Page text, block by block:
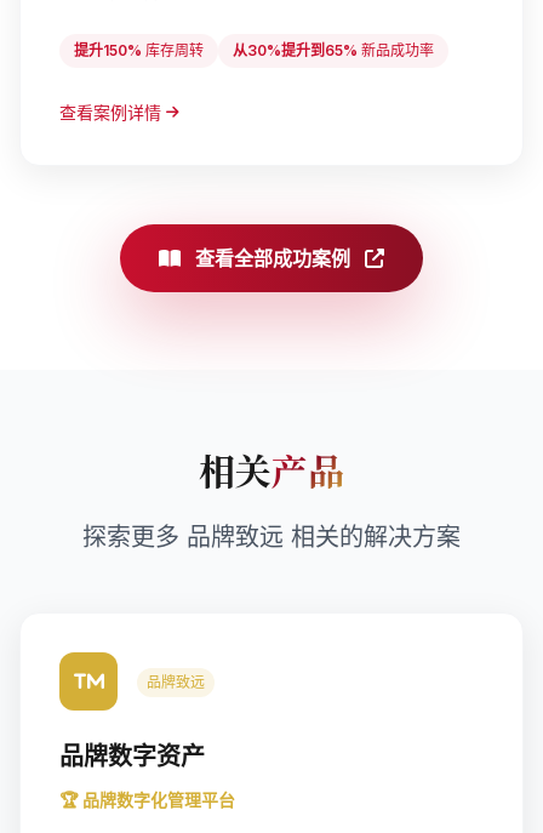
提升150% 库存周转 从30%提升到65% 新品成功率
查看案例详情
查看全部成功案例
相关产品
探索更多 品牌致远 相关的解决方案
品牌致远
品牌数字资产
🏆 品牌数字化管理平台